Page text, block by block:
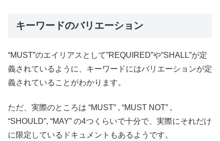
キーワードのバリエーション
“MUST”のエイリアスとして”REQUIRED”や”SHALL”が定
義されているように、キーワードにはバリエーションが定
義されていることがわかります。
ただ、実際のところは “MUST” , “MUST NOT” ,
“SHOULD”, “MAY” の4つくらいで十分で、実際にそれだけ
に限定しているドキュメントもあるようです。